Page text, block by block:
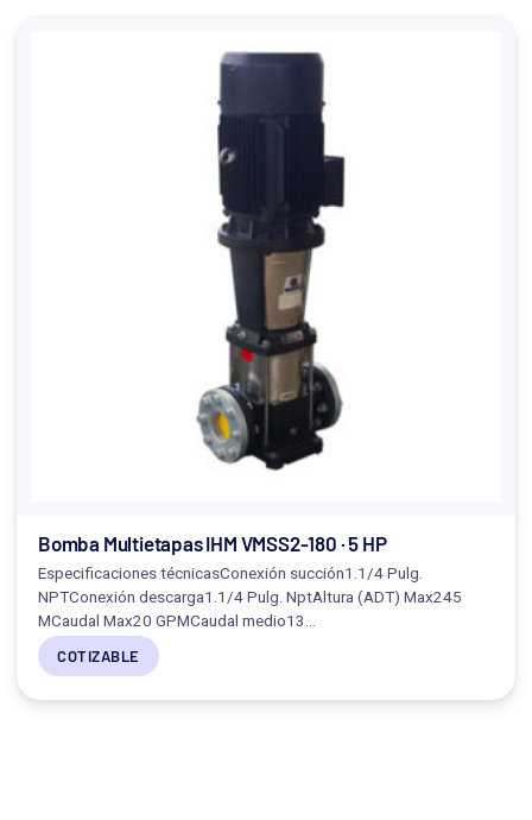
Bomba Multietapas IHM VMSS2-180 · 5 HP
Especificaciones técnicasConexión succión1.1/4 Pulg.
NPTConexión descarga1.1/4 Pulg. NptAltura (ADT) Max245
MCaudal Max20 GPMCaudal medio13…
COTIZABLE